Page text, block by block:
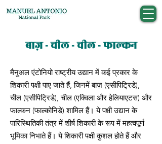
बाज़ - चील - चील - फाल्कन
मैनुअल एंटोनियो राष्ट्रीय उद्यान में कई प्रकार के
शिकारी पक्षी पाए जाते हैं, जिनमें बाज़ (एसीपिट्रिडे),
चील (एसीपिट्रिडे), चील (एक्विला और हेलियाएटस) और
फाल्कन (फाल्कोनिडे) शामिल हैं। ये पक्षी उद्यान के
पारिस्थितिकी तंत्र में शीर्ष शिकारी के रूप में महत्वपूर्ण
भूमिका निभाते हैं। ये शिकारी पक्षी कुशल होते हैं और